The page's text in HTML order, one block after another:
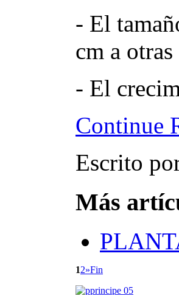
- El
cm a
- El
Continue
Escrito
Más
12»Fin